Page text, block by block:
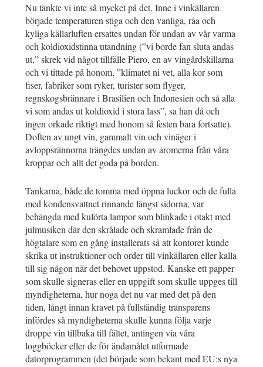
Nu tänkte vi inte så mycket på det. Inne i vinkällaren
började temperaturen stiga och den vanliga, råa och
kyliga källarluften ersattes undan för undan av vår varma
och koldioxidstinna utandning (”vi borde fan sluta andas
ut,” skrek vid något tillfälle Piero, en av vingårdskillarna
och vi tittade på honom, ”klimatet ni vet, alla kor som
fiser, fabriker som ryker, turister som flyger,
regnskogsbrännare i Brasilien och Indonesien och så alla
vi som andas ut koldioxid i stora lass”, sa han då och
ingen orkade riktigt med honom så festen bara fortsatte).
Doften av ungt vin, gammalt vin och vinäger i
avloppsrännorna trängdes undan av aromerna från våra
kroppar och allt det goda på borden.
Tankarna, både de tomma med öppna luckor och de fulla
med kondensvattnet rinnande längst sidorna, var
behängda med kulörta lampor som blinkade i otakt med
julmusiken där den skrålade och skramlade från de
högtalare som en gång installerats så att kontoret kunde
skrika ut instruktioner och order till vinkällaren eller kalla
till sig någon när det behovet uppstod. Kanske ett papper
som skulle signeras eller en uppgift som skulle uppges till
myndigheterna, hur noga det nu var med det på den
tiden, långt innan kravet på fullständig transparens
infördes så myndigheterna skulle kunna följa varje
droppe vin tillbaka till fältet, antingen via våra
loggböcker eller de för ändamålet utformade
datorprogrammen (det började som bekant med EU:s nya